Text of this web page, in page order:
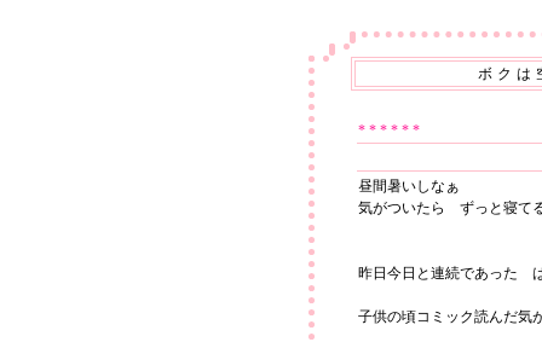
ボクは
* * * * * *
昼間暑いしなぁ
気がついたら ずっと寝て
昨日今日と連続であった
子供の頃コミック読んだ気